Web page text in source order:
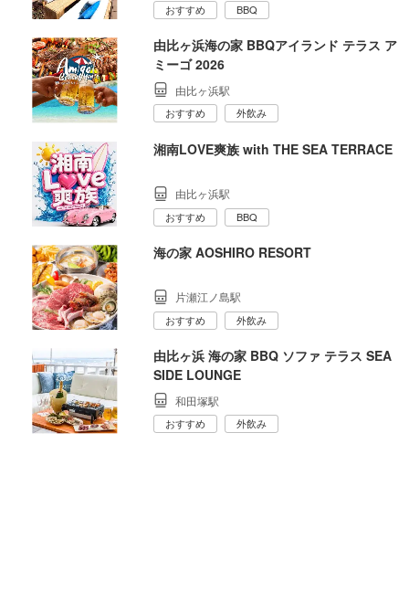
おすすめ BBQ
由比ヶ浜海の家 BBQアイランド テラス ア
ミーゴ 2026
由比ヶ浜駅
おすすめ 外飲み
湘南LOVE爽族 with THE SEA TERRACE
由比ヶ浜駅
おすすめ BBQ
海の家 AOSHIRO RESORT
片瀬江ノ島駅
おすすめ 外飲み
由比ヶ浜 海の家 BBQ ソファ テラス SEA
SIDE LOUNGE
和田塚駅
おすすめ 外飲み